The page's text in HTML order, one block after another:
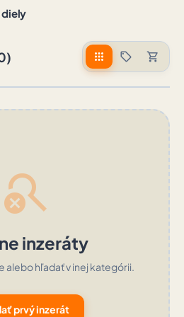
diely
apps sell shopping_cart
search_off
inzeráty
alebo hľadať v inej kategórii.
prvý inzerát